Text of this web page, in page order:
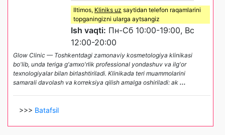
Iltimos, Kliniks uz saytidan telefon raqamlarini
topganingizni ularga aytsangiz
Ish vaqti: Пн-Сб 10:00-19:00, Вс
12:00-20:00
Glow Clinic — Toshkentdagi zamonaviy kosmetologiya klinikasi
bo'lib, unda teriga g'amxo'rlik professional yondashuv va ilg'or
texnologiyalar bilan birlashtiriladi. Klinikada teri muammolarini
samarali davolash va korreksiya qilish amalga oshiriladi: ak ...
>>> Batafsil